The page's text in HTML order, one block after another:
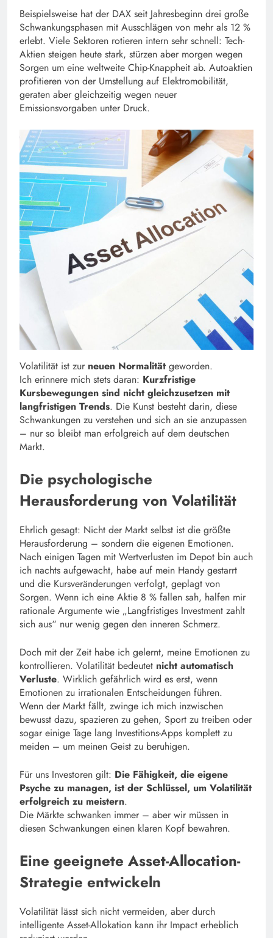
Beispielsweise hat der DAX seit Jahresbeginn drei große
Schwankungsphasen mit Ausschlägen von mehr als 12 %
erlebt. Viele Sektoren rotieren intern sehr schnell: Tech-
Aktien steigen heute stark, stürzen aber morgen wegen
Sorgen um eine weltweite Chip-Knappheit ab. Autoaktien
profitieren von der Umstellung auf Elektromobilität,
geraten aber gleichzeitig wegen neuer
Emissionsvorgaben unter Druck.
Volatilität ist zur neuen Normalität geworden.
Ich erinnere mich stets daran: Kurzfristige
Kursbewegungen sind nicht gleichzusetzen mit
langfristigen Trends. Die Kunst besteht darin, diese
Schwankungen zu verstehen und sich an sie anzupassen
– nur so bleibt man erfolgreich auf dem deutschen
Markt.
Die psychologische
Herausforderung von Volatilität
Ehrlich gesagt: Nicht der Markt selbst ist die größte
Herausforderung – sondern die eigenen Emotionen.
Nach einigen Tagen mit Wertverlusten im Depot bin auch
ich nachts aufgewacht, habe auf mein Handy gestarrt
und die Kursveränderungen verfolgt, geplagt von
Sorgen. Wenn ich eine Aktie 8 % fallen sah, halfen mir
rationale Argumente wie „Langfristiges Investment zahlt
sich aus“ nur wenig gegen den inneren Schmerz.
Doch mit der Zeit habe ich gelernt, meine Emotionen zu
kontrollieren. Volatilität bedeutet nicht automatisch
Verluste. Wirklich gefährlich wird es erst, wenn
Emotionen zu irrationalen Entscheidungen führen.
Wenn der Markt fällt, zwinge ich mich inzwischen
bewusst dazu, spazieren zu gehen, Sport zu treiben oder
sogar einige Tage lang Investitions-Apps komplett zu
meiden – um meinen Geist zu beruhigen.
Für uns Investoren gilt: Die Fähigkeit, die eigene
Psyche zu managen, ist der Schlüssel, um Volatilität
erfolgreich zu meistern.
Die Märkte schwanken immer – aber wir müssen in
diesen Schwankungen einen klaren Kopf bewahren.
Eine geeignete Asset-Allocation-
Strategie entwickeln
Volatilität lässt sich nicht vermeiden, aber durch
intelligente Asset-Allokation kann ihr Impact erheblich